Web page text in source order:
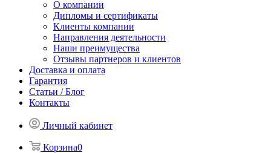
О компании
Дипломы и сертификаты
Клиенты компании
Направления деятельности
Наши преимущества
Отзывы партнеров и клиентов
Доставка и оплата
Гарантия
Статьи / Блог
Контакты
Личный кабинет
Корзина0